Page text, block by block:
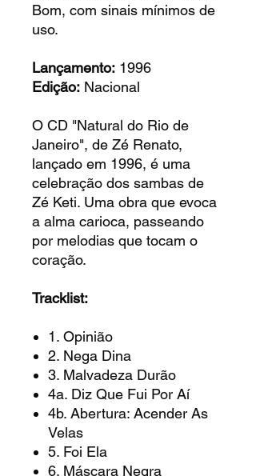
Bom, com sinais mínimos de
uso.
Lançamento: 1996
Edição: Nacional
O CD "Natural do Rio de
Janeiro", de Zé Renato,
lançado em 1996, é uma
celebração dos sambas de
Zé Keti. Uma obra que evoca
a alma carioca, passeando
por melodias que tocam o
coração.
Tracklist:
1. Opinião
2. Nega Dina
3. Malvadeza Durão
4a. Diz Que Fui Por Aí
4b. Abertura: Acender As
Velas
5. Foi Ela
6. Máscara Negra